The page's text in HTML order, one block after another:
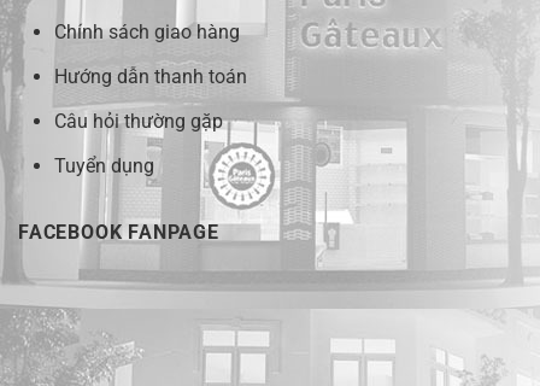
Chính sách giao hàng
Hướng dẫn thanh toán
Câu hỏi thường gặp
Tuyển dụng
FACEBOOK FANPAGE